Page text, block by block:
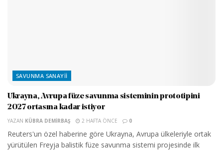
SAVUNMA SANAYII
Ukrayna, Avrupa füze savunma sisteminin prototipini
2027 ortasına kadar istiyor
YAZAN KÜBRA DEMIRBAŞ 2 HAFTA ÖNCE 0
Reuters'un özel haberine göre Ukrayna, Avrupa ülkeleriyle ortak
yürütülen Freyja balistik füze savunma sistemi projesinde ilk